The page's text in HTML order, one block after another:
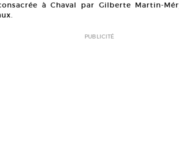
à Chaval par Gilberte Martin-
PUBLICITÉ